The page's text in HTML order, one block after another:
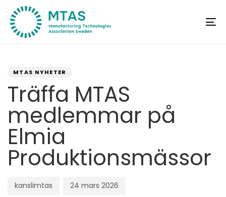
Skip
links
Skip
primary
content
MTAS NYHETER
Träffa MTAS
medlemmar på
Elmia
Produktionsmässor
kanslimtas 24 mars 2026